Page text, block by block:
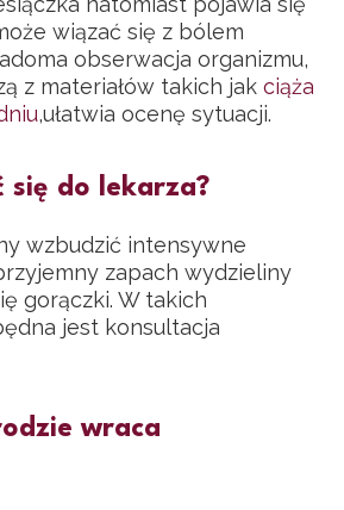
wiązać się z bólem
obserwacja organizmu,
z materiałów takich jak ciąża
,ułatwia ocenę sytuacji.
się do lekarza?
wzbudzić intensywne
zapach wydzieliny
gorączki. W takich
jest konsultacja
wraca